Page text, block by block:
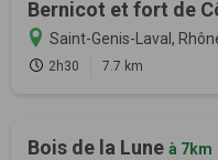
Bernicot et fort de
Saint-Genis-Laval,
2h30 7.7 km
Bois de la Lune à 7km